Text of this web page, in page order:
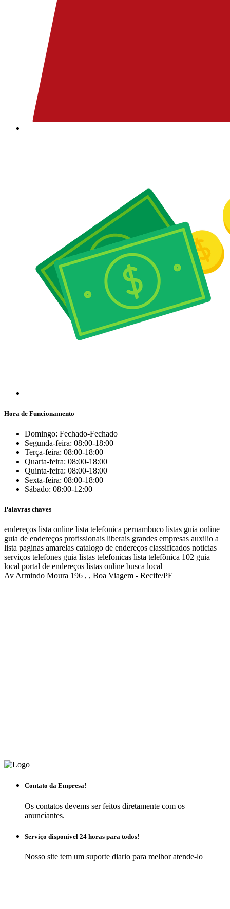
Hora de Funcionamento
Domingo: Fechado-Fechado
Segunda-feira: 08:00-18:00
Terça-feira: 08:00-18:00
Quarta-feira: 08:00-18:00
Quinta-feira: 08:00-18:00
Sexta-feira: 08:00-18:00
Sábado: 08:00-12:00
Palavras chaves
endereços lista online lista telefonica pernambuco listas guia online
guia de endereços profissionais liberais grandes empresas auxilio a
lista paginas amarelas catalogo de endereços classificados noticias
serviços telefones guia listas telefonicas lista telefônica 102 guia
local portal de endereços listas online busca local
Av Armindo Moura 196 , , Boa Viagem - Recife/PE
Contato da Empresa!
Os contatos devems ser feitos diretamente com os
anunciantes.
Serviço disponivel 24 horas para todos!
Nosso site tem um suporte diario para melhor atende-lo